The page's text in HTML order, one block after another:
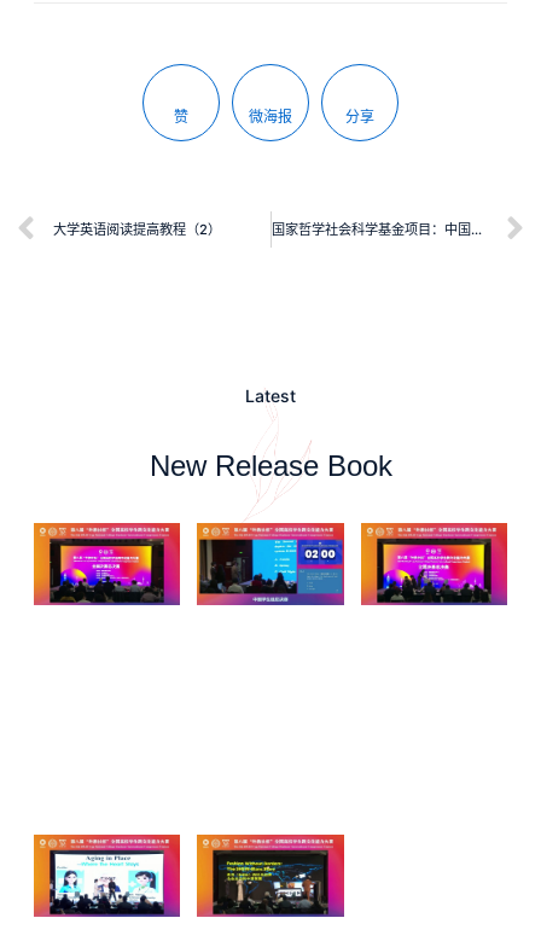
赞 微海报 分享
大学英语阅读提高教程（2） 国家哲学社会科学基金项目：中国语言能力等级共同量表研究：理论、方法与实证研究
Latest
New Release Book